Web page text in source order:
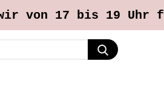
% SALE % In liebevoller
Suche...
von 17 bis 19 Uhr